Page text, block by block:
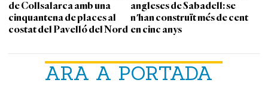
ARA A PORTADA
de Collsalarca amb una
cinquantena de places al
costat del Pavelló del Nord
angleses de Sabadell: se
n'han construït més de cent
en cinc anys